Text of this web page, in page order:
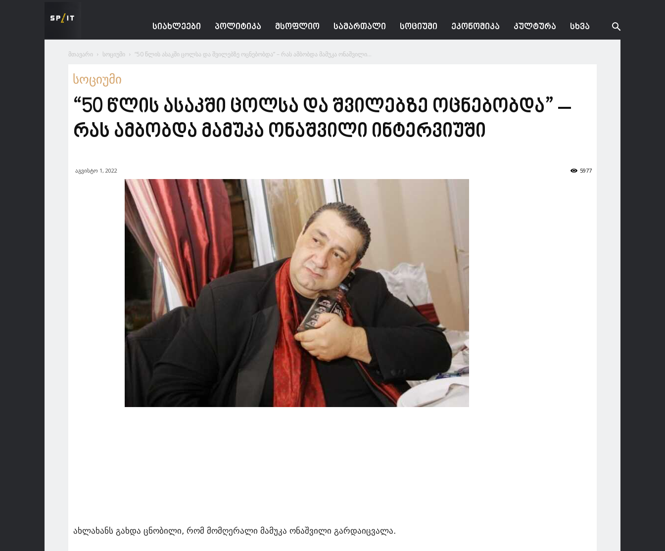
ᲡᲘᲐᲮᲚᲔᲔᲑᲘ ᲞᲝᲚᲘᲢᲘᲙᲐ ᲛᲡᲝᲤᲚᲘᲝ ᲡᲐᲛᲐᲠᲗᲐᲚᲘ ᲡᲝᲪᲘᲣᲛᲘ ᲔᲙᲝᲜᲝᲛᲘᲙᲐ ᲙᲣᲚᲢᲣᲠᲐ ᲡᲮᲕᲐ
მთავარი სოციუმი “50 წლის ასაკში ცოლსა და შვილებზე ოცნებობდა” – რას ამბობდა მამუკა ონაშვილი...
სოციუმი
“50 წლის ასაკში ცოლსა და შვილებზე ოცნებობდა” –
რას ამბობდა მამუკა ონაშვილი ინტერვიუში
აგვისტო 1, 2022 5977
ახლახანს გახდა ცნობილი, რომ მომღერალი მამუკა ონაშვილი გარდაიცვალა.